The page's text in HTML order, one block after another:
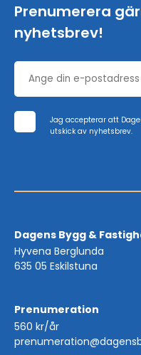
Prenumerera
nyhetsbrev!
Jag accepterar att
utskick av nyhetsbrev.
Dagens Bygg &
Hyvena Berglunda
635 05 Eskilstuna
Prenumeration
560 kr/år